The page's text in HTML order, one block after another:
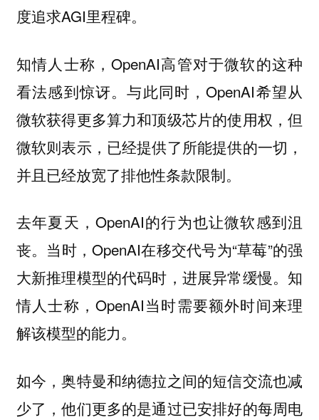
度追求AGI里程碑。
知情人士称，OpenAI高管对于微软的这种
看法感到惊讶。与此同时，OpenAI希望从
微软获得更多算力和顶级芯片的使用权，但
微软则表示，已经提供了所能提供的一切，
并且已经放宽了排他性条款限制。
去年夏天，OpenAI的行为也让微软感到沮
丧。当时，OpenAI在移交代号为“草莓”的强
大新推理模型的代码时，进展异常缓慢。知
情人士称，OpenAI当时需要额外时间来理
解该模型的能力。
如今，奥特曼和纳德拉之间的短信交流也减
少了，他们更多的是通过已安排好的每周电